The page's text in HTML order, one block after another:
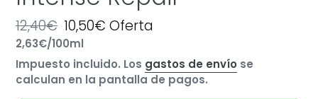
Precio
habitual
12,40€ Precio
de
oferta
10,50€Oferta
Precio
unitario
2,63€/por
100ml
Impuesto incluido. Los gastos de envío se
calculan en la pantalla de pagos.